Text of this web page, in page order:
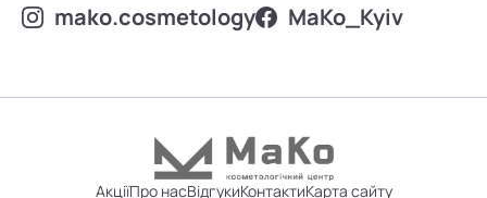
mako.cosmetology MаKo_Kyiv
АкціїПро насВідгукиКонтактиКарта сайту